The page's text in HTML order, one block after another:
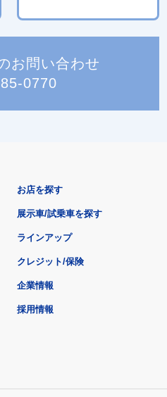
お問い合わせ
0770
お店を探す
展示車/試乗車を探す
ラインアップ
クレジット/保険
企業情報
採用情報